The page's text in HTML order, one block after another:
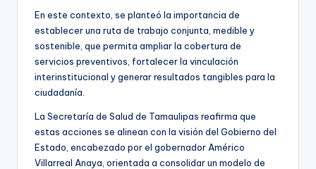
En este contexto, se planteó la importancia de
establecer una ruta de trabajo conjunta, medible y
sostenible, que permita ampliar la cobertura de
servicios preventivos, fortalecer la vinculación
interinstitucional y generar resultados tangibles para la
ciudadanía.
La Secretaría de Salud de Tamaulipas reafirma que
estas acciones se alinean con la visión del Gobierno del
Estado, encabezado por el gobernador Américo
Villarreal Anaya, orientada a consolidar un modelo de